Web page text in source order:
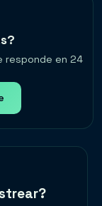
responde en 24